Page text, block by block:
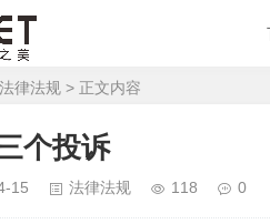
法律法规 > 正文内容
个投诉
15 法律法规 118 0